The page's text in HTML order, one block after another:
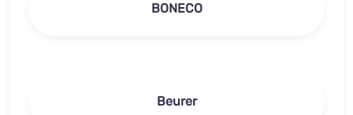
BONECO
Beurer